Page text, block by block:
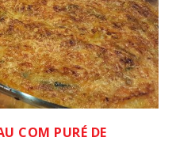
COM PURÉ DE